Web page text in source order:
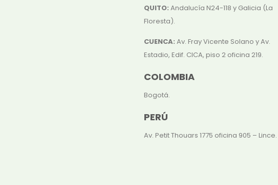
QUITO: Andalucía N24-118 y Galicia (La
Floresta).
CUENCA: Av. Fray Vicente Solano y Av.
Estadio, Edif. CICA, piso 2 oficina 219.
COLOMBIA
Bogotá.
PERÚ
Av. Petit Thouars 1775 oficina 905 – Lince.